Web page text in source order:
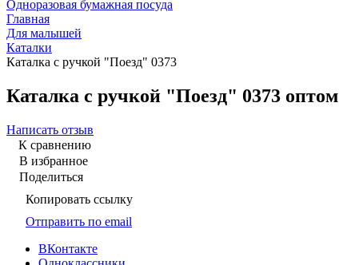
Одноразовая бумажная посуда
Главная
Для малышей
Каталки
Каталка с ручкой "Поезд" 0373
Каталка с ручкой "Поезд" 0373 оптом
Написать отзыв
К сравнению
В избранное
Поделиться
Копировать ссылку
Отправить по email
ВКонтакте